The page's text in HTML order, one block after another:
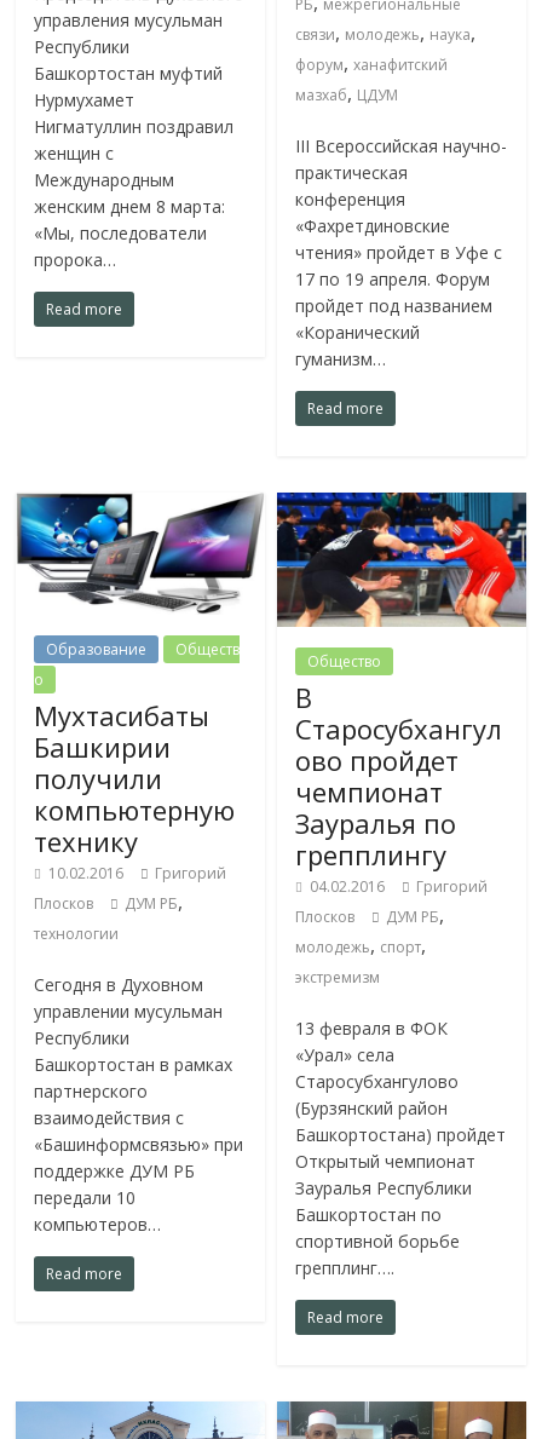
управления мусульман
Республики
Башкортостан муфтий
Нурмухамет
Нигматуллин поздравил
женщин с
Международным
женским днем 8 марта:
«Мы, последователи
пророка…
Read more
РБ межрегиональные
связи, молодежь, наука,
форум,ханафитский
мазхаб, ЦДУМ
III Всероссийская научно-
практическая
конференция
«Фахретдиновские
чтения» пройдет в Уфе с
17 по 19 апреля. Форум
пройдет под названием
«Коранический
гуманизм…
Read more
Образование
Обществ
о
Мухтасибаты
Башкирии
получили
компьютерную
технику
10.02.2016
Григорий
Плосков
ДУМ РБ,
технологии
Сегодня в Духовном
управлении мусульман
Республики
Башкортостан в рамках
партнерского
взаимодействия с
«Башинформсвязью» при
поддержке ДУМ РБ
передали 10
компьютеров…
Read more
Общество
В
Старосубхангул
ово пройдет
чемпионат
Зауралья по
грепплингу
04.02.2016
Григорий
Плосков
ДУМ РБ,
молодежь, спорт,
экстремизм
13 февраля в ФОК
«Урал» села
Старосубхангулово
(Бурзянский район
Башкортостана) пройдет
Открытый чемпионат
Зауралья Республики
Башкортостан по
спортивной борьбе
грепплинг….
Read more